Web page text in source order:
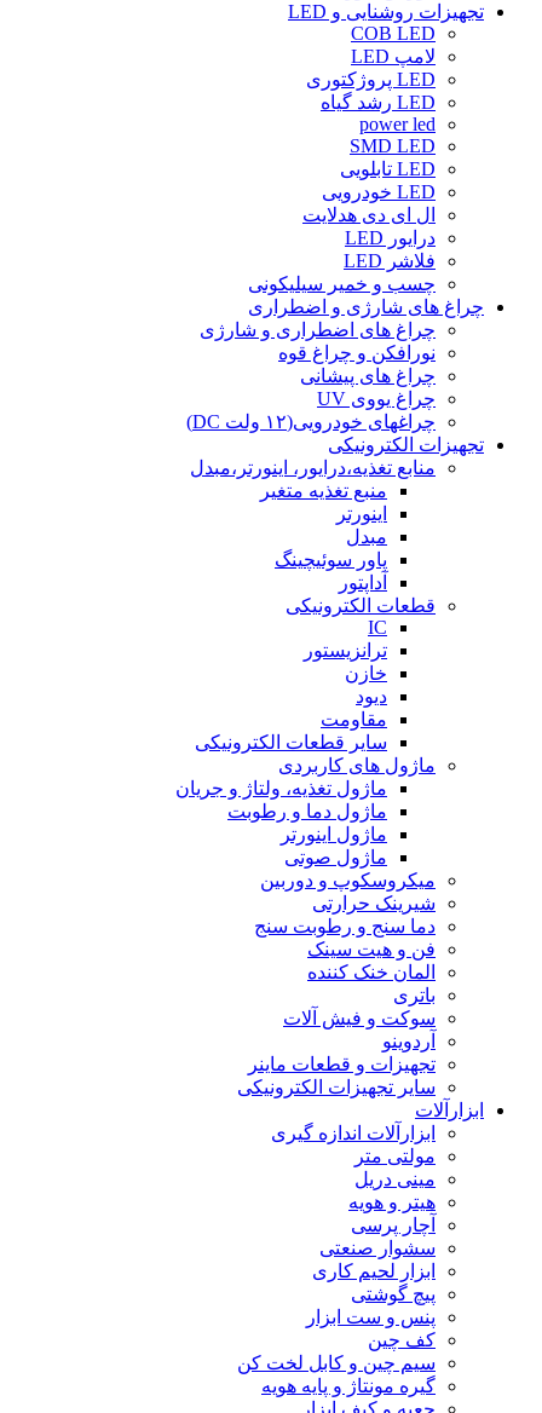
تجهیزات روشنایی و LED
COB LED
لامپ LED
LED پروژکتوری
LED رشد گیاه
power led
SMD LED
LED تابلویی
LED خودرویی
ال ای دی هدلایت
درایور LED
فلاشر LED
چسب و خمیر سیلیکونی
چراغ های شارژی و اضطراری
چراغ های اضطراری و شارژی
نورافکن و چراغ قوه
چراغ های پیشانی
چراغ یووی UV
چراغهای خودرویی(۱۲ ولت DC)
تجهیزات الکترونیکی
منابع تغذیه،درایور، اینورتر،مبدل
منبع تغذیه متغیر
اینورتر
مبدل
پاور سوئیچینگ
آداپتور
قطعات الکترونیکی
IC
ترانزیستور
خازن
دیود
مقاومت
سایر قطعات الکترونیکی
ماژول های کاربردی
ماژول تغذیه، ولتاژ و جریان
ماژول دما و رطوبت
ماژول اینورتر
ماژول صوتی
میکروسکوپ و دوربین
شیرینک حرارتی
دما سنج و رطوبت سنج
فن و هیت سینک
المان خنک کننده
باتری
سوکت و فیش آلات
آردوینو
تجهیزات و قطعات ماینر
سایر تجهیزات الکترونیکی
ابزارآلات
ابزارآلات اندازه گیری
مولتی متر
مینی دریل
هیتر و هویه
آچار پرسی
سشوار صنعتی
ابزار لحیم کاری
پیچ گوشتی
پنس و ست ابزار
کف چین
سیم چین و کابل لخت کن
گیره مونتاژ و پایه هویه
جعبه و کیف ابزار